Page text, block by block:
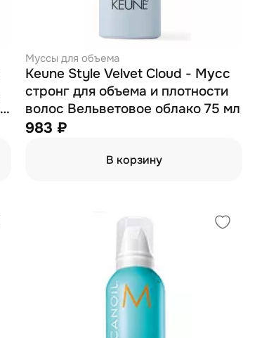
Муссы для объема
Keune Style Velvet Cloud - Мусс
стронг для объема и плотности
волос Вельветовое облако 75 мл
983 ₽
В корзину